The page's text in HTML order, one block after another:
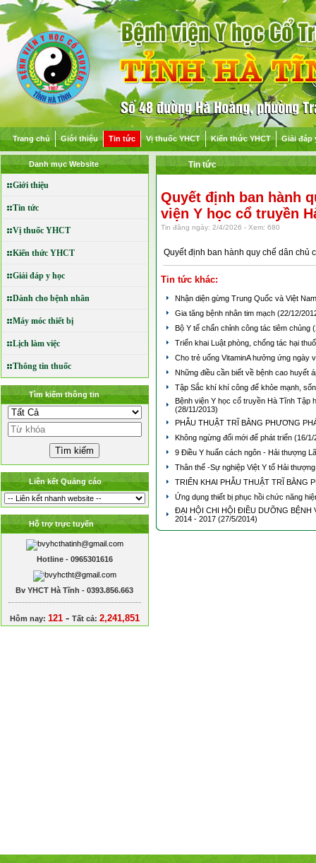
Trang chủ Giới thiệu Tin tức Vị thuốc YHCT Kiến thức YHCT Giải đáp
Danh mục Website
Giới thiệu
Tin tức
Vị thuốc YHCT
Kiến thức YHCT
Giải đáp y học
Dành cho bệnh nhân
Máy móc thiết bị
Lịch làm việc
Thông tin thuốc
Tìm kiếm thông tin
Liên kết Quảng cáo
Hỗ trợ trực tuyến
Hotline - 0965301616
Bv YHCT Hà Tĩnh - 0393.856.663
Hôm nay: 121- Tất cả: 2,241,851
Tin tức
Quyết định ban hành
viện Y học cổ truyền
Tin đăng ngày: 2/4/2026 - Xem: 680
Quyết định ban hành quy chế dân chủ
Tin tức khác:
Nhận diện gừng Trung Quốc và Việt
Gia tăng bệnh nhân tim mạch (22/12/
Bộ Y tế chấn chỉnh công tác tiêm chủng
Triển khai Luật phòng, chống tác hại
Cho trẻ uống VitaminA hưởng ứng ngày
Những điều cần biết về bệnh cao huyết
Tập Sắc khí khí công để khỏe mạnh,
Bệnh viện Y học cổ truyền Hà Tĩnh Tập
(28/11/2013)
PHẪU THUẬT TRĨ BẰNG PHƯƠNG
Không ngừng đổi mới để phát triển (16/1/
9 Điều Y huấn cách ngôn - Hải thượng
Thân thế -Sự nghiệp Việt Y tổ Hải
TRIỂN KHAI PHẪU THUẬT TRĨ BẰNG
Ứng dụng thiết bị phục hồi chức năng
ĐẠI HỘI CHI HỘI ĐIỀU DƯỠNG BỆNH
2014 - 2017 (27/5/2014)